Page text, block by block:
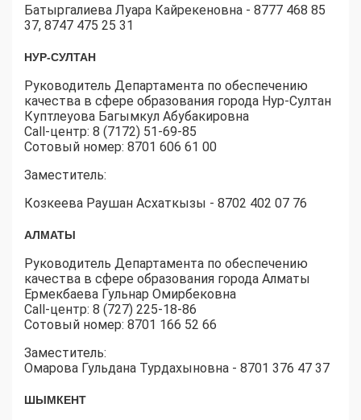
Батыргалиева Луара Кайрекеновна - 8777 468 85
37, 8747 475 25 31
НУР-СУЛТАН
Руководитель Департамента по обеспечению
качества в сфере образования города Нур-Султан
Куптлеуова Багымкул Абубакировна
Call-центр: 8 (7172) 51-69-85
Сотовый номер: 8701 606 61 00
Заместитель:
Козкеева Раушан Асхаткызы - 8702 402 07 76
АЛМАТЫ
Руководитель Департамента по обеспечению
качества в сфере образования города Алматы
Ермекбаева Гульнар Омирбековна
Call-центр: 8 (727) 225-18-86
Сотовый номер: 8701 166 52 66
Заместитель:
Омарова Гульдана Турдахыновна - 8701 376 47 37
ШЫМКЕНТ